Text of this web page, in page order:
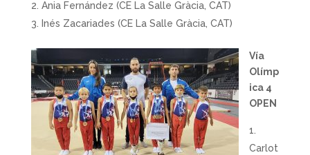
Ania Fernández (CE La Salle Gràcia, CAT)
Inés Zacariades (CE La Salle Gràcia, CAT)
Vía
Olímp
ica 4
OPEN
Carlot